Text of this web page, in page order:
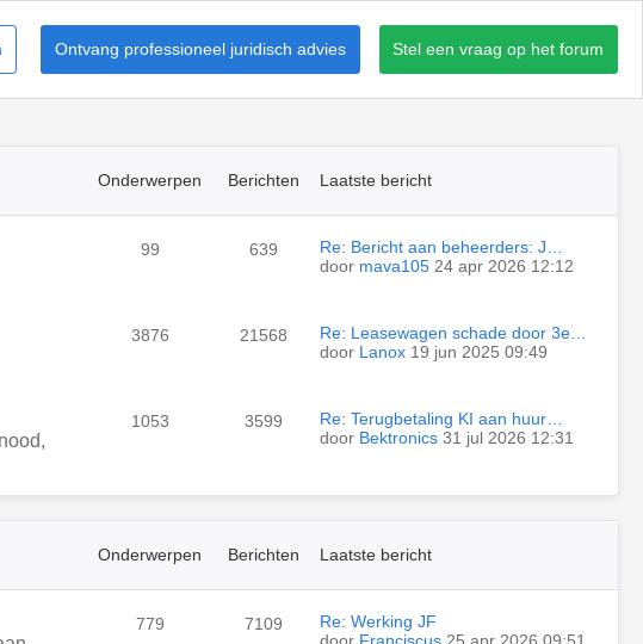
Stel een vraag op het forum
Ontvang professioneel juridisch advies
Onderwerpen Berichten Laatste bericht
99 639
Re: Bericht aan beheerders: J…
door mava105 24 apr 2026 12:12
3876 21568
Re: Leasewagen schade door 3e…
door Lanox 19 jun 2025 09:49
1053 3599
Re: Terugbetaling KI aan huur…
door Bektronics 31 jul 2026 12:31
Onderwerpen Berichten Laatste bericht
779 7109
Re: Werking JF